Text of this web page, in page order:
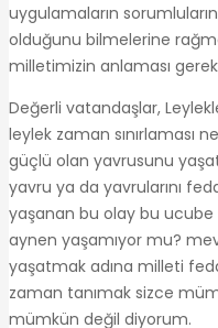
uygulamaların
olduğunu bilmelerine
milletimizin anlaması
Değerli vatandaşlar,
leylek zaman sınırlaması
güçlü olan yavrusunu
yavru ya da yavrularını
yaşanan bu olay bu ucube
aynen yaşamıyor mu?
yaşatmak adına milleti
zaman tanımak sizce
mümkün değil diyorum.